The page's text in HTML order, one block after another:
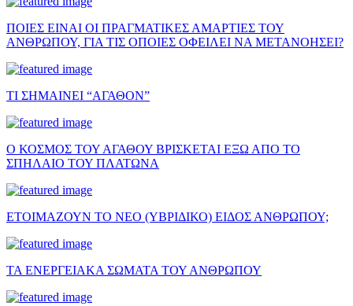
ΠΟΙΕΣ ΕΙΝΑΙ ΟΙ ΠΡΑΓΜΑΤΙΚΕΣ ΑΜΑΡΤΙΕΣ ΤΟΥ
ΑΝΘΡΩΠΟΥ, ΓΙΑ ΤΙΣ ΟΠΟΙΕΣ ΟΦΕΙΛΕΙ ΝΑ ΜΕΤΑΝΟΗΣΕΙ?
ΤΙ ΣΗΜΑΙΝΕΙ “ΑΓΑΘΟΝ”
Ο ΚΟΣΜΟΣ ΤΟΥ ΑΓΑΘΟΥ ΒΡΙΣΚΕΤΑΙ ΕΞΩ ΑΠΟ ΤΟ
ΣΠΗΛΑΙΟ ΤΟΥ ΠΛΑΤΩΝΑ
ΕΤΟΙΜΑΖΟΥΝ ΤΟ ΝΕΟ (ΥΒΡΙΔΙΚΟ) ΕΙΔΟΣ ΑΝΘΡΩΠΟΥ;
ΤΑ ΕΝΕΡΓΕΙΑΚΑ ΣΩΜΑΤΑ ΤΟΥ ΑΝΘΡΩΠΟΥ